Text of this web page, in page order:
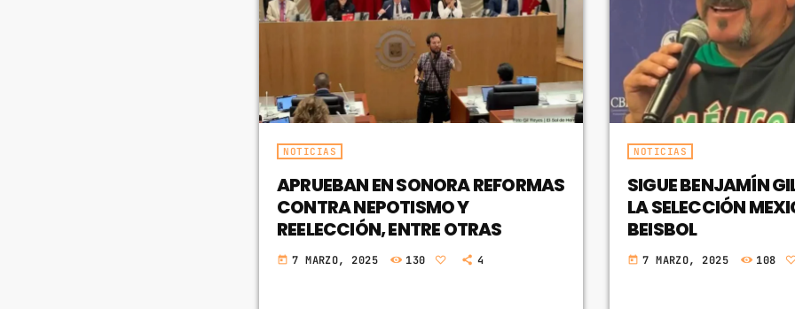
NOTICIAS
APRUEBAN EN SONORA REFORMAS
CONTRA NEPOTISMO Y
REELECCIÓN, ENTRE OTRAS
today 7 MARZO, 2025 130 4
NOTICIAS
SIGUE BENJAMÍN
LA SELECCIÓN
BEISBOL
today 7 MARZO, 2025 108